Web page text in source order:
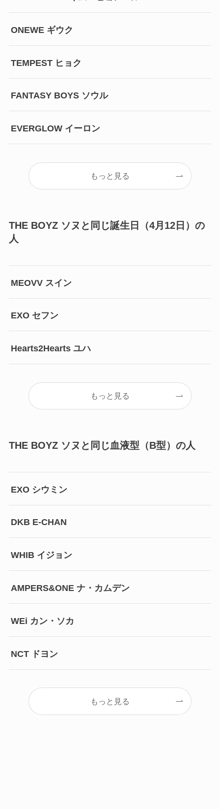
ONEWE ギウク
TEMPEST ヒョク
FANTASY BOYS ソウル
EVERGLOW イーロン
もっと見る
THE BOYZ ソヌと同じ誕生日（4月12日）の
人
MEOVV スイン
EXO セフン
Hearts2Hearts ユハ
もっと見る
THE BOYZ ソヌと同じ血液型（B型）の人
EXO シウミン
DKB E-CHAN
WHIB イジョン
AMPERS&ONE ナ・カムデン
WEi カン・ソカ
NCT ドヨン
もっと見る